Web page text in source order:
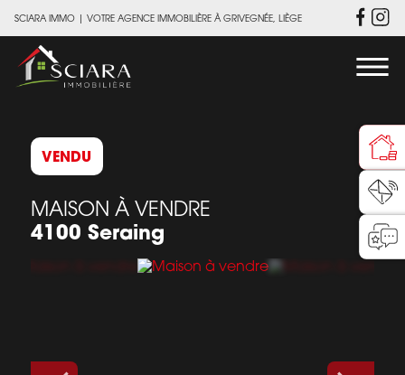
SCIARA IMMO | VOTRE AGENCE IMMOBILIÈRE À GRIVEGNÉE, LIÈGE
VENDU
MAISON À VENDRE
4100 Seraing